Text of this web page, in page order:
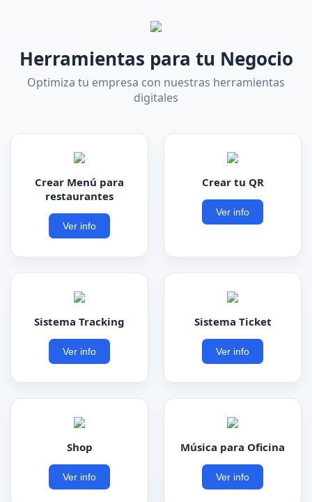
Herramientas para tu Negocio
Optimiza tu empresa con nuestras herramientas
digitales
Crear Menú para
restaurantes
Ver info
Crear tu QR
Ver info
Sistema Tracking
Ver info
Sistema Ticket
Ver info
Shop
Ver info
Música para Oficina
Ver info